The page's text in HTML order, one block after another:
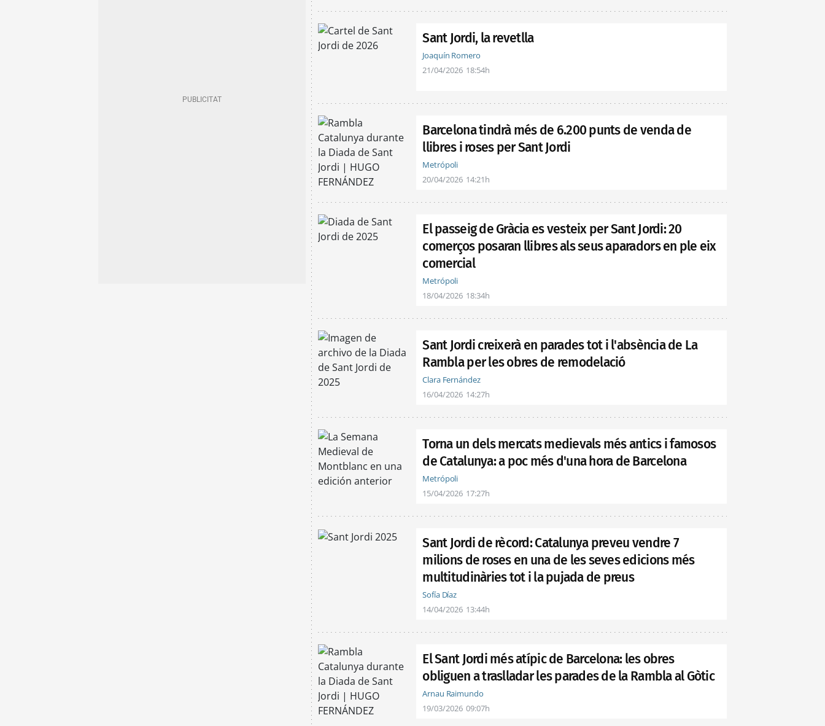
Sant Jordi, la revetlla
Joaquín Romero
21/04/2026 18:54h
Barcelona tindrà més de 6.200 punts de venda de
llibres i roses per Sant Jordi
Metrópoli
20/04/2026 14:21h
El passeig de Gràcia es vesteix per Sant Jordi: 20
comerços posaran llibres als seus aparadors en ple eix
comercial
Metrópoli
18/04/2026 18:34h
Sant Jordi creixerà en parades tot i l'absència de La
Rambla per les obres de remodelació
Clara Fernández
16/04/2026 14:27h
Torna un dels mercats medievals més antics i famosos
de Catalunya: a poc més d'una hora de Barcelona
Metrópoli
15/04/2026 17:27h
Sant Jordi de rècord: Catalunya preveu vendre 7
milions de roses en una de les seves edicions més
multitudinàries tot i la pujada de preus
Sofía Díaz
14/04/2026 13:44h
El Sant Jordi més atípic de Barcelona: les obres
obliguen a traslladar les parades de la Rambla al Gòtic
Arnau Raimundo
19/03/2026 09:07h